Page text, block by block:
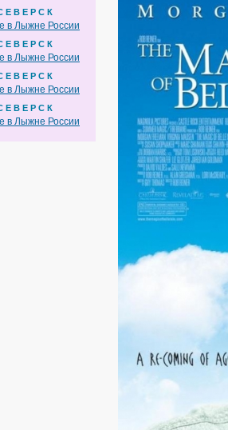
Е В Е Р С К
в Лыжне России
Е В Е Р С К
в Лыжне России
Е В Е Р С К
в Лыжне России
Е В Е Р С К
в Лыжне России